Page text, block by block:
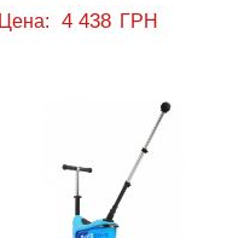
Цена: 4 438 ГРН